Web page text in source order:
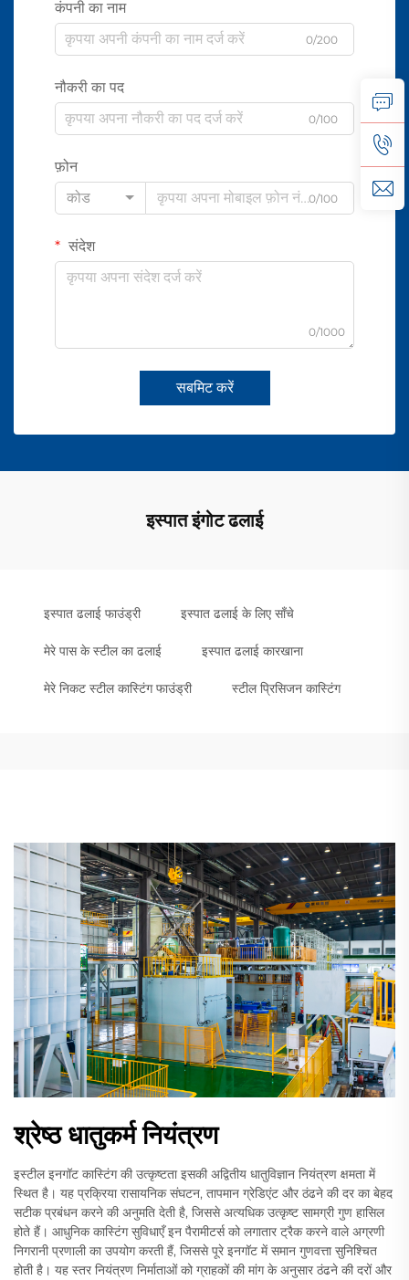
कंपनी का नाम
0/200
नौकरी का पद
0/100
फ़ोन
कोड
0/100
संदेश
0/1000
सबमिट करें
इस्पात इंगोट ढलाई
इस्पात ढलाई फाउंड्री इस्पात ढलाई के लिए साँचे
मेरे पास के स्टील का ढलाई इस्पात ढलाई कारखाना
मेरे निकट स्टील कास्टिंग फाउंड्री स्टील प्रिसिजन कास्टिंग
श्रेष्ठ धातुकर्म नियंत्रण
इस्टील इनगॉट कास्टिंग की उत्कृष्टता इसकी अद्वितीय धातुविज्ञान नियंत्रण क्षमता में
स्थित है। यह प्रक्रिया रासायनिक संघटन, तापमान ग्रेडिएंट और ठंढने की दर का बेहद
सटीक प्रबंधन करने की अनुमति देती है, जिससे अत्यधिक उत्कृष्ट सामग्री गुण हासिल
होते हैं। आधुनिक कास्टिंग सुविधाएँ इन पैरामीटर्स को लगातार ट्रैक करने वाले अग्रणी
निगरानी प्रणाली का उपयोग करती हैं, जिससे पूरे इनगॉट में समान गुणवत्ता सुनिश्चित
होती है। यह स्तर नियंत्रण निर्माताओं को ग्राहकों की मांग के अनुसार ठंढने की दरों और